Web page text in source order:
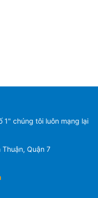
1" chúng tôi luôn mạng lại
Quận 7